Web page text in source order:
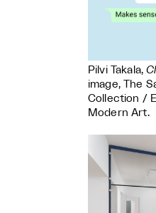
Pilvi Takala,
image, The
Collection /
Modern Art.